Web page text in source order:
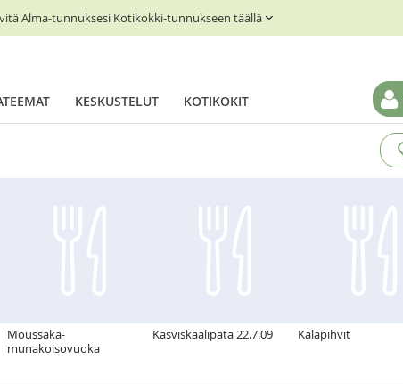
Alma-tunnuksesi Kotikokki-tunnukseen täällä
KESKUSTELUT KOTIKOKIT
Moussaka-
munakoisovuoka
Kasviskaalipata 22.7.09 Kalapihvit